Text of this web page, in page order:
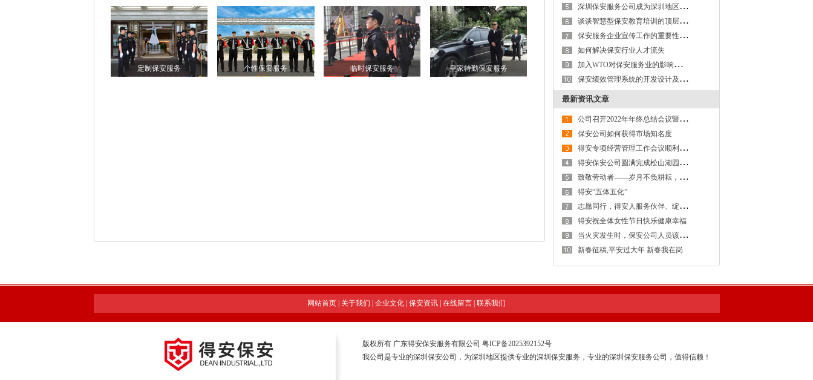
定制保安服务 个性保安服务 临时保安服务 皇家特勤保安服务
深
圳保安服务公司成为深圳地区保安行业第一家现代化管理模式的企业
谈
谈智慧型保安教育培训的顶层设想对我国保安服务业的重要性
保
安服务企业宣传工作的重要性及开展保安宣传的途径
如何解决保安行业人才流失
加
入WTO对保安服务业的影响及对策思考
保
安绩效管理系统的开发设计及实施管理
最新资讯文章
公
司召开2022年年终总结会议暨规范化建设现场会
保安公司如何获得市场知名度
得
安专项经营管理工作会议顺利召开
得
安保安公司圆满完成松山湖园区2022年度第2期保安员培训暨资格考试工作
致
敬劳动者——岁月不负耕耘，用心必有回响
得安“五体五化”
志
愿同行，得安人服务伙伴、绽放自己
得安祝全体女性节日快乐健康幸福
当
火灾发生时，保安公司人员该如何应对
新春征稿,平安过大年 新春我在岗
网站首页 关于我们 企业文化 保安资讯 在线留言 联系我们
版权所有 广东得安保安服务有限公司 粤ICP备2025392152号
我公司是专业的深圳保安公司，为深圳地区提供专业的深圳保安服务，专业的深圳保安服务公司，值得信赖！